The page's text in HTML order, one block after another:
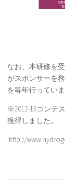
なお、本研修を
がスポンサーを
を毎年行っていま
※2012-13コンテ
獲得しました。
http://